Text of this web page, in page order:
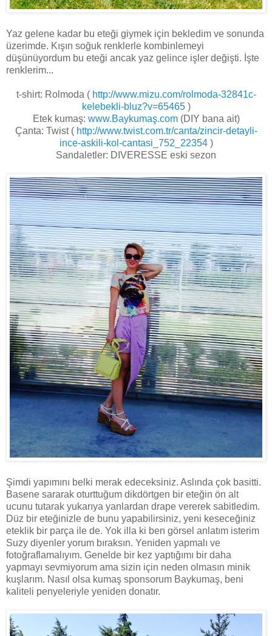
Yaz gelene kadar bu eteği giymek için bekledim ve sonunda
üzerimde. Kışın soğuk renklerle kombinlemeyi
düşünüyordum bu eteği ancak yaz gelince işler değişti. İşte
renklerim...
t-shirt: Rolmoda ( http://www.mizu.com/rolmoda-32841c-
kelebekli-bluz?v=65465)
Etek kumaş: www.Baykumaş.com(DIY bana ait)
Çanta: Twist ( http://www.twist.com.tr/canta/zincir-detayli-
ince-askili-kol-cantasi_752_22354)
Sandaletler: DIVERESSE eski sezon
Şimdi yapımını belki merak edeceksiniz. Aslında çok basitti.
Basene sararak oturttuğum dikdörtgen bir eteğin ön alt
ucunu tutarak yukarıya yanlardan drape vererek sabitledim.
Düz bir eteğinizle de bunu yapabilirsiniz, yeni keseceğiniz
eteklik bir parça ile de. Yok illa ki ben görsel anlatım isterim
Suzy diyenler yorum bıraksın. Yeniden yapmalı ve
fotoğraflamalıyım. Genelde bir kez yaptığımı bir daha
yapmayı sevmiyorum ama sizin için neden olmasın minik
kuşlarım. Nasıl olsa kumaş sponsorum Baykumaş, beni
kaliteli penyeleriyle yeniden donatır.